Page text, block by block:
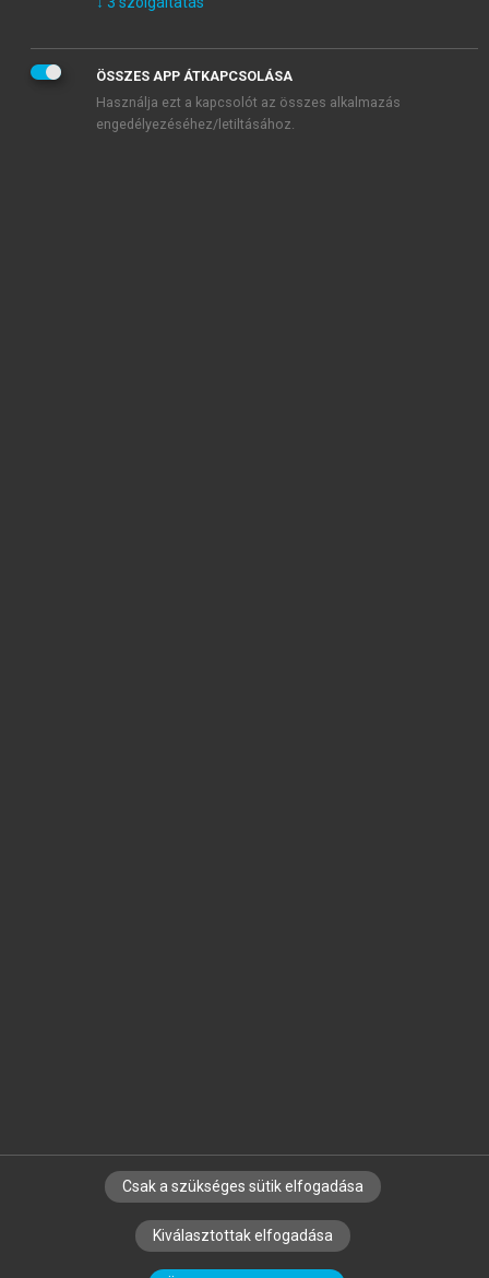
KIPRÓBÁLOM
SZERZŐKNEK CÉGEKNEK KÖNYVTÁROSOKNAK
SZERKESZTÉSI ÉS LEKTORÁLÁSI ALAPELVEK
ÖSSZES APP ÁTKAPCSOLÁSA
Használja ezt a kapcsolót az összes alkalmazás
engedélyezéséhez/letiltásához.
Csak a szükséges sütik elfogadása
Kiválasztottak elfogadása